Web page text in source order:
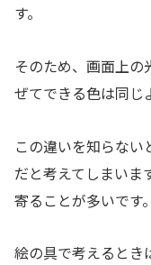
す。
そのため、画面上
ぜてできる色は同じ
この違いを知らな
だと考えてしまいま
寄ることが多いです。
絵の具で考えるとき